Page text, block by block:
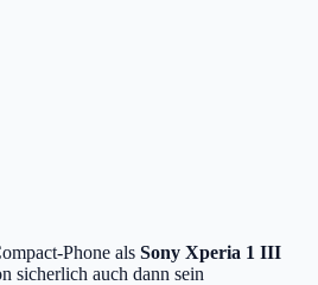
Phone als Sony Xperia 1 III
sicherlich auch dann sein